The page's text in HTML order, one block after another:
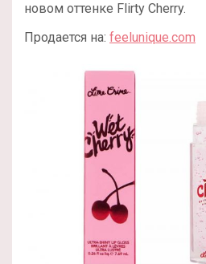
новом оттенке Flirty Cherry.
Продается на: feelunique.com